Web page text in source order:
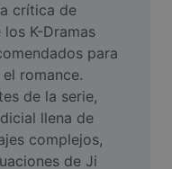
crítica de
K-Dramas
para
romance.
de la serie,
llena de
complejos,
de Ji